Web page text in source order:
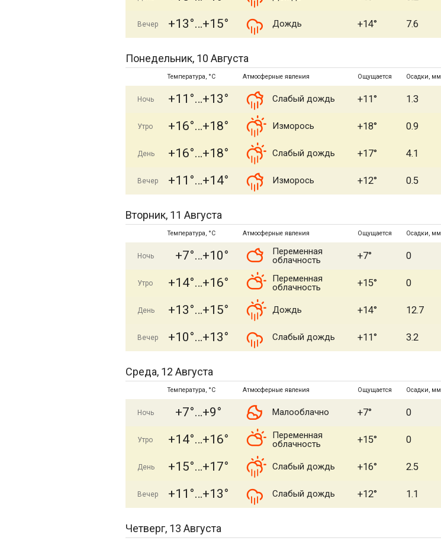
Вечер +13° +15° Дождь +14° 7.6
Понедельник, 10 Августа
Температура, °C Атмосферные явления Ощущается Осадки, мм
Ночь +11° +13° Слабый дождь +11° 1.3
Утро +16° +18° Изморось +18° 0.9
День +16° +18° Слабый дождь +17° 4.1
Вечер +11° +14° Изморось +12° 0.5
Вторник, 11 Августа
Температура, °C Атмосферные явления Ощущается Осадки, мм
Ночь +7° +10°
Переменная
облачность
+7° 0
Утро +14° +16°
Переменная
облачность
+15° 0
День +13° +15° Дождь +14° 12.7
Вечер +10° +13° Слабый дождь +11° 3.2
Среда, 12 Августа
Температура, °C Атмосферные явления Ощущается Осадки, мм
Ночь +7° +9° Малооблачно +7° 0
Утро +14° +16°
Переменная
облачность
+15° 0
День +15° +17° Слабый дождь +16° 2.5
Вечер +11° +13° Слабый дождь +12° 1.1
Четверг, 13 Августа